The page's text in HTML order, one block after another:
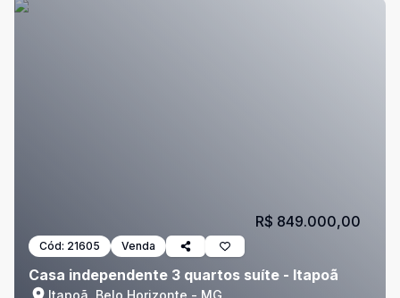
Cód: 21605 Venda
Casa independente 3 quartos suíte - Itapoã
Itapoã, Belo Horizonte - MG
R$ 849.000,00